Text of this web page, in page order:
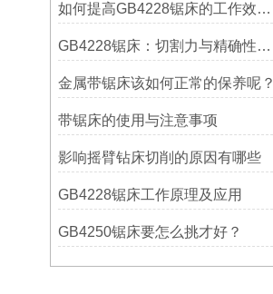
如何提高GB4228锯床的工作效率？
GB4228锯床：切割力与精确性的结合
金属带锯床该如何正常的保养呢？
带锯床的使用与注意事项
影响摇臂钻床切削的原因有哪些
GB4228锯床工作原理及应用
GB4250锯床要怎么挑才好？